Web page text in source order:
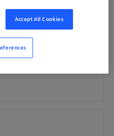
Accept All Cookies